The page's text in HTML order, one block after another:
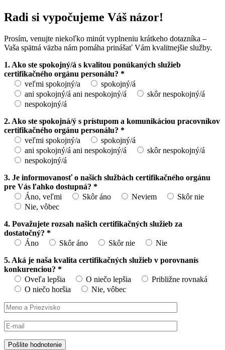
Radi si vypočujeme Váš názor!
Prosím, venujte niekoľko minút vyplneniu krátkeho dotazníka –
Vaša spätná väzba nám pomáha prinášať Vám kvalitnejšie služby.
1. Ako ste spokojný/á s kvalitou ponúkaných služieb
certifikačného orgánu personálu? *
veľmi spokojný/a
spokojný/á
ani spokojný/á ani nespokojný/á
skôr nespokojný/á
nespokojný/á
2. Ako ste spokojná/ý s prístupom a komunikáciou pracovníkov
certifikačného orgánu personálu? *
veľmi spokojný/a
spokojný/á
ani spokojný/á ani nespokojný/á
skôr nespokojný/á
nespokojný/á
3. Je informovanosť o našich službách certifikačného orgánu
pre Vás ľahko dostupná? *
Áno, veľmi
Skôr áno Neviem
Skôr nie
Nie, vôbec
4. Považujete rozsah našich certifikačných služieb za
dostatočný? *
Áno
Skôr áno Skôr nie
Nie
5. Aká je naša kvalita certifikačných služieb v porovnanís
konkurenciou? *
Oveľa lepšia
O niečo lepšia
Približne rovnaká
O niečo horšia
Nie, vôbec